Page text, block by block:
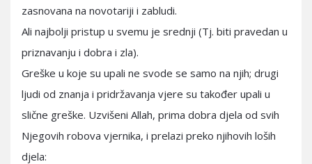
zasnovana na novotariji i zabludi.
Ali najbolji pristup u svemu je srednji (Tj. biti pravedan u
priznavanju i dobra i zla).
Greške u koje su upali ne svode se samo na njih; drugi
ljudi od znanja i pridržavanja vjere su također upali u
slične greške. Uzvišeni Allah, prima dobra djela od svih
Njegovih robova vjernika, i prelazi preko njihovih loših
djela: